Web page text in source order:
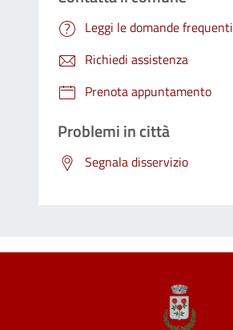
Leggi le domande frequenti
Richiedi assistenza
Prenota appuntamento
Problemi in città
Segnala disservizio